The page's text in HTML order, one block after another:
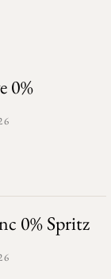
0%
0% Spritz